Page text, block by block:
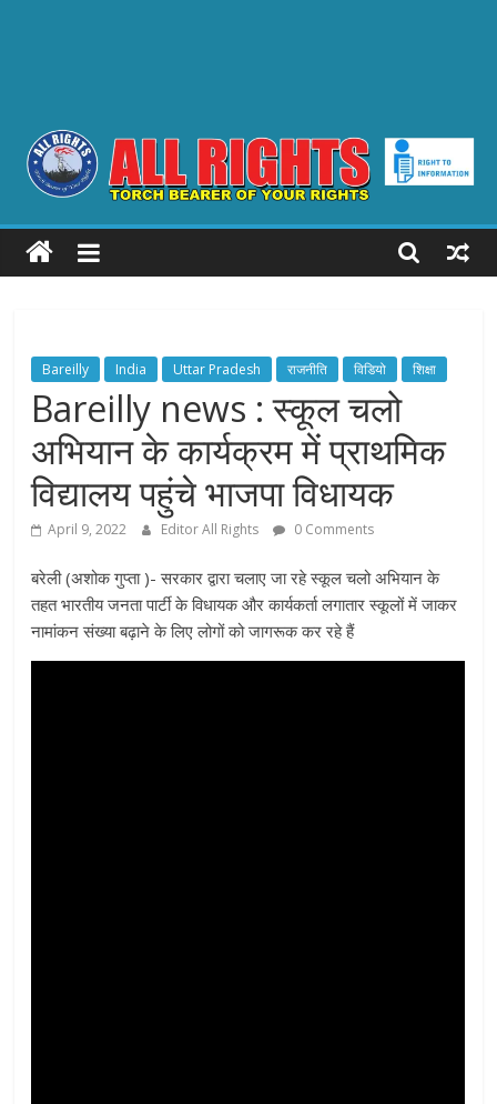
ALL
RIGHTS
Bearer
your
Rights
Bareilly India Uttar Pradesh राजनीति विडियो शिक्षा
Bareilly news : स्कूल चलो
अभियान के कार्यक्रम में प्राथमिक
विद्यालय पहुंचे भाजपा विधायक
April 9, 2022 Editor All Rights 0 Comments
बरेली (अशोक गुप्ता )- सरकार द्वारा चलाए जा रहे स्कूल चलो अभियान के
तहत भारतीय जनता पार्टी के विधायक और कार्यकर्ता लगातार स्कूलों में जाकर
नामांकन संख्या बढ़ाने के लिए लोगों को जागरूक कर रहे हैं